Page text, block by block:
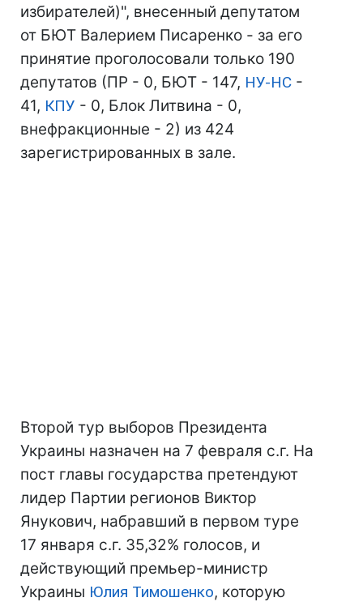
избирателей)", внесенный депутатом
от БЮТ Валерием Писаренко - за его
принятие проголосовали только 190
депутатов (ПР - 0, БЮТ - 147, НУ-НС -
41, КПУ - 0, Блок Литвина - 0,
внефракционные - 2) из 424
зарегистрированных в зале.
Второй тур выборов Президента
Украины назначен на 7 февраля с.г. На
пост главы государства претендуют
лидер Партии регионов Виктор
Янукович, набравший в первом туре
17 января с.г. 35,32% голосов, и
действующий премьер-министр
Украины Юлия Тимошенко, которую